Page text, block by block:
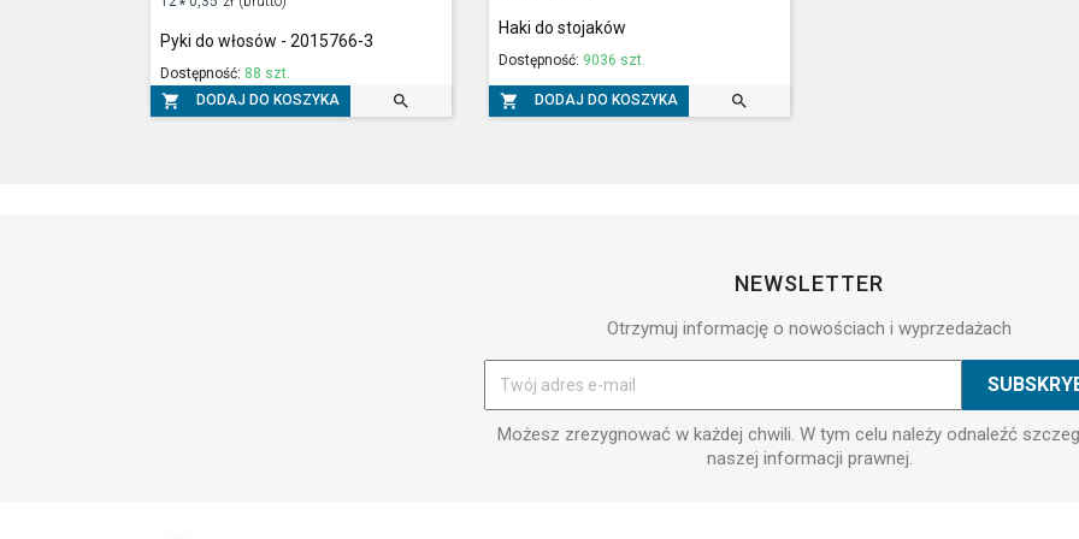
*
Pyki do włosów - 2015766-3
Dostępność: 88 szt.
 DODAJ DO KOSZYKA 
Haki do stojaków
Dostępność: 9036 szt.
 DODAJ DO KOSZYKA 
NEWSLETTER
Otrzymuj informację o nowościach i wyprzedażach
Możesz zrezygnować w każdej chwili. W tym celu należy odnaleźć
naszej informacji prawnej.